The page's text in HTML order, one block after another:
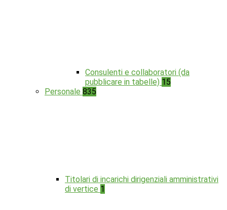
Consulenti e collaboratori (da
pubblicare in tabelle) 15
Personale 835
Titolari di incarichi dirigenziali amministrativi
di vertice 1